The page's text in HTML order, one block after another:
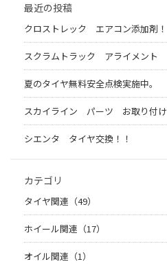
最近の投稿
クロストレック エアコン添加剤！
スクラムトラック アライメント
夏のタイヤ無料安全点検実施中。
スカイライン パーツ お取り付け
シエンタ タイヤ交換！！
カテゴリ
タイヤ関連（49）
ホイール関連（17）
オイル関連（1）